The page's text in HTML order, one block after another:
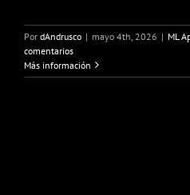
Por dAndrusco | mayo 4th, 2026 | ML
comentarios
Más información